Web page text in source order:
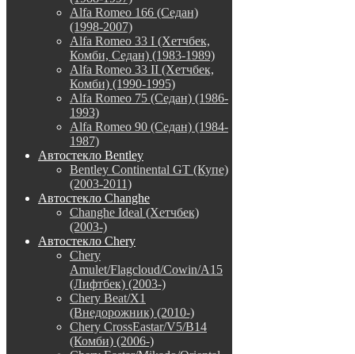
Alfa Romeo 166 (Седан)
(1998-2007)
Alfa Romeo 33 I (Хетчбек,
Комби, Седан) (1983-1989)
Alfa Romeo 33 II (Хетчбек,
Комби) (1990-1995)
Alfa Romeo 75 (Седан) (1986-
1993)
Alfa Romeo 90 (Седан) (1984-
1987)
Автостекло Bentley
Bentley Continental GT (Купе)
(2003-2011)
Автостекло Changhe
Changhe Ideal (Хетчбек)
(2003-)
Автостекло Chery
Chery
Amulet/Flagcloud/Cowin/A15
(Лифтбек) (2003-)
Chery Beat/X1
(Внедорожник) (2010-)
Chery CrossEastar/V5/B14
(Комби) (2006-)